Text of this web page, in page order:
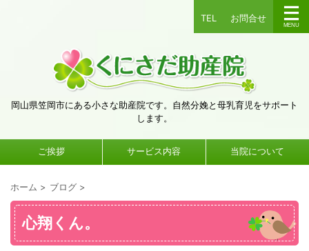
TEL お問合せ
岡山県笠岡市にある小さな助産院です。自然分娩と母乳育児をサポート
します。
ご挨拶 サービス内容 当院について
ホーム > ブログ >
心翔くん。